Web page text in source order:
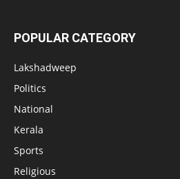
POPULAR CATEGORY
Lakshadweep
Politics
National
Kerala
Sports
Religious